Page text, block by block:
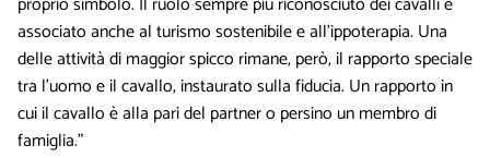
associato anche al turismo sostenibile e all’ippoterapia. Una
delle attività di maggior spicco rimane, però, il rapporto speciale
tra l’uomo e il cavallo, instaurato sulla fiducia. Un rapporto in
cui il cavallo è alla pari del partner o persino un membro di
famiglia.”